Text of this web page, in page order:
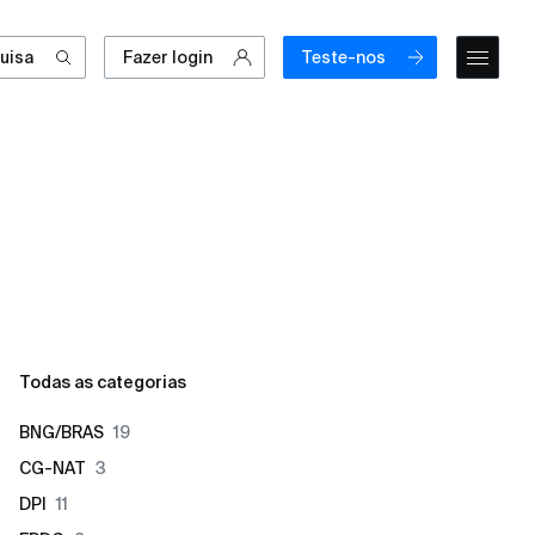
Fazer login Teste-nos
Todas as categorias
BNG/BRAS 19
CG-NAT 3
DPI
11